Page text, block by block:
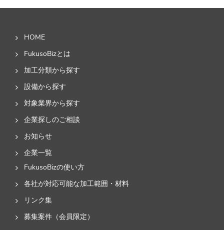
HOME
FukusoBizとは
加工分類から探す
設備から探す
対象業界から探す
企業探しのご相談
お知らせ
企業一覧
FukusoBizの使い方
各社が対応可能な加工範囲・材料
リンク集
募集案件（会員限定）